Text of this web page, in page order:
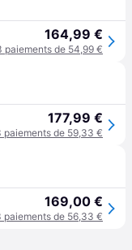
164,99 €
paiements de 54,99 €
177,99 €
paiements de 59,33 €
169,00 €
paiements de 56,33 €